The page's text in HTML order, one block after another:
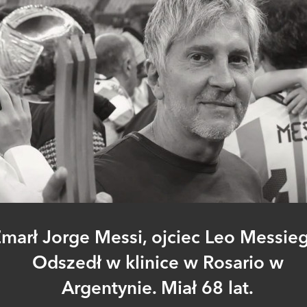
Jorge Messi, ojciec Leo
Odszedł w klinice w Rosario w
Argentynie. Miał 68 lat.